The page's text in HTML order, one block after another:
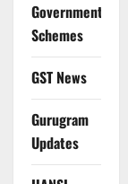
Government
Schemes
GST News
Gurugram
Updates